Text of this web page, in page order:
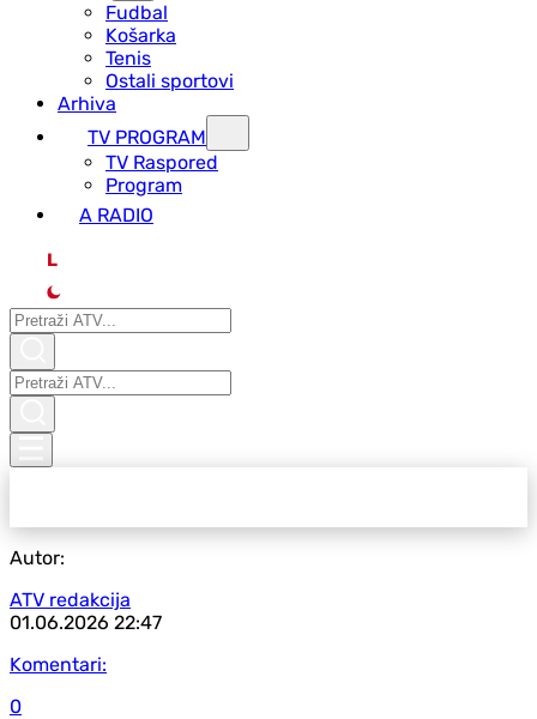
Fudbal
Košarka
Tenis
Ostali sportovi
Arhiva
TV PROGRAM
ТV Raspored
Program
A RADIO
L
Autor:
ATV redakcija
01.06.2026 22:47
Komentari:
0